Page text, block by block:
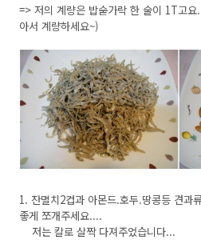
=> 저의 계량은 밥숟가락 한 술이 1T고
아서 계량하세요~)
1. 잔멸치2컵과 아몬드.호두.땅콩등 견과
좋게 쪼개주세요....
저는 칼로 살짝 다져주었습니다...